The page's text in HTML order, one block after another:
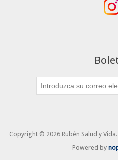
Copyright © 2026 Rubén Salud y
Powered by